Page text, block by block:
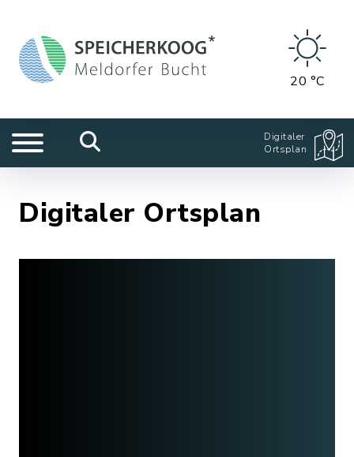
20 °C
Digitaler
Ortsplan
Digitaler Ortsplan